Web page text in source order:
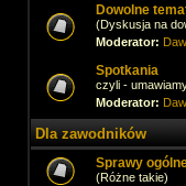
Dowolne
(Dyskusja na
Moderator:
Spotkania
czyli -
Moderator:
Dla zawodników
Sprawy
(Różne takie)